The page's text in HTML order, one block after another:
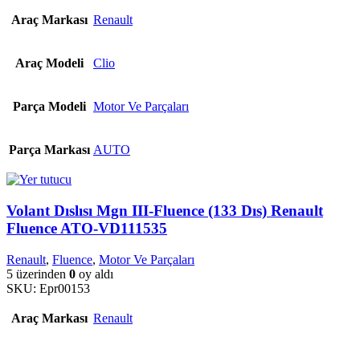
Araç Markası Renault
Araç Modeli Clio
Parça Modeli Motor Ve Parçaları
Parça Markası AUTO
Volant Dıslısı Mgn III-Fluence (133 Dıs) Renault
Fluence ATO-VD111535
Renault, Fluence, Motor Ve Parçaları
5 üzerinden 0 oy aldı
SKU: Epr00153
Araç Markası Renault